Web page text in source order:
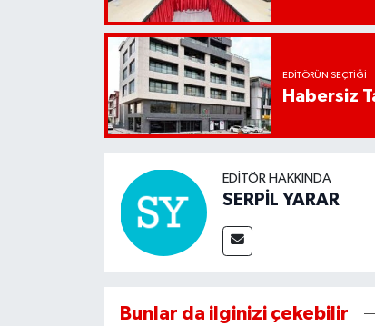
EDITÖRÜN SEÇTIĞI
Habersiz
EDITÖR HAKKINDA
SERPİL YARAR
Bunlar da ilginizi çekebilir